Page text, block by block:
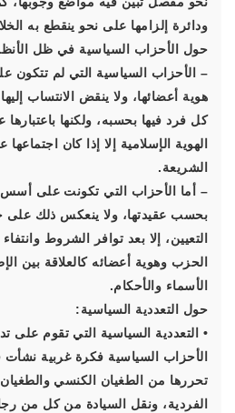
ودائرة إلزامها على نحو ينقطع به
حول الأحزاب السياسية في ظل
– الأحزاب السياسية التي لم تتكون
هوية أعضائها، ولا ينقض الانتساب
كل فرد فيها بحسبه، ولكنها
الهوية الإسلامية إلا إذا كان
الشريعة.
– أما الأحزاب التي تكونت على أسس
بحسب عقيدتها، ولا ينعكس ذلك على
التعيين، إلا بعد توافر الشروط
الحزب وهوية أعضائه كالعلاقة بين
الأسماء والأحكام.
حول التعددية السياسية:
• التعددية السياسية التي تقوم على
الأحزاب السياسية فكرة غربية
تحررها من الطغيان الكنسي
الفردية، ونقل السيادة من كل من